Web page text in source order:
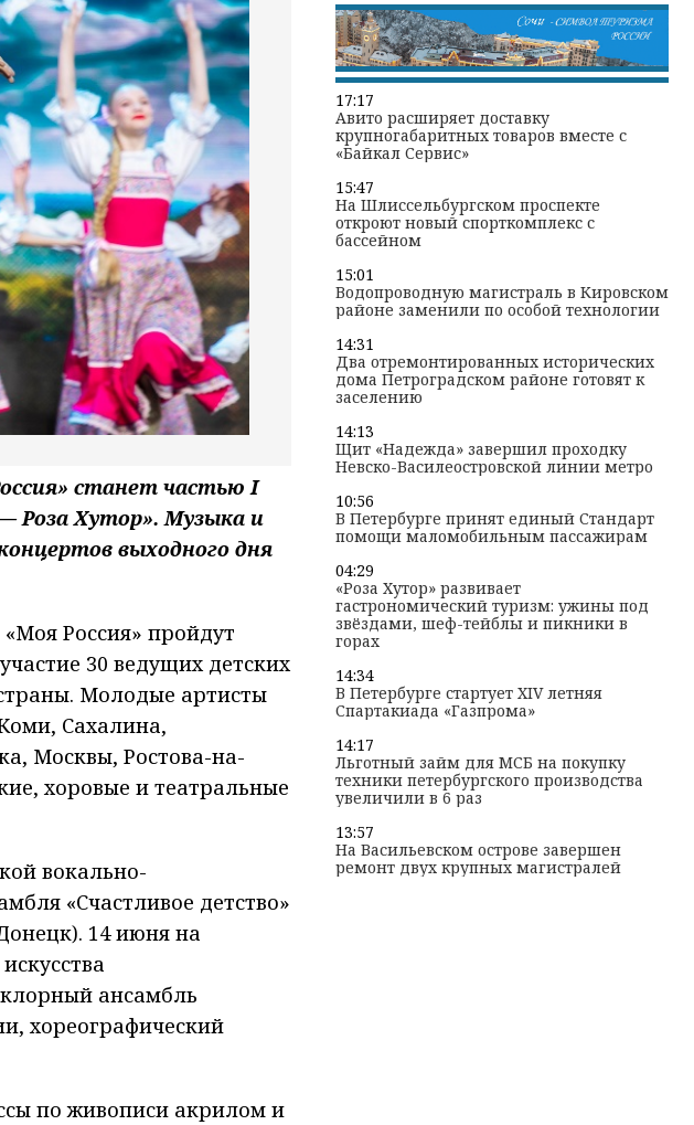
станет частью I
Роза Хутор». Музыка и
выходного дня
Россия» пройдут
30 ведущих детских
Молодые артисты
Сахалина,
Москвы, Ростова-на-
хоровые и театральные
вокально-
«Счастливое детство»
14 июня на
ансамбль
хореографический
по живописи акрилом и
17:17
Авито расширяет доставку
крупногабаритных товаров вместе с
«Байкал Сервис»
15:47
На Шлиссельбургском проспекте
откроют новый спорткомплекс с
бассейном
15:01
Водопроводную магистраль в Кировском
районе заменили по особой технологии
14:31
Два отремонтированных исторических
дома Петроградском районе готовят к
заселению
14:13
Щит «Надежда» завершил проходку
Невско-Василеостровской линии метро
10:56
В Петербурге принят единый Стандарт
помощи маломобильным пассажирам
04:29
«Роза Хутор» развивает
гастрономический туризм: ужины под
звёздами, шеф-тейблы и пикники в
горах
14:34
В Петербурге стартует XIV летняя
Спартакиада «Газпрома»
14:17
Льготный займ для МСБ на покупку
техники петербургского производства
увеличили в 6 раз
13:57
На Васильевском острове завершен
ремонт двух крупных магистралей